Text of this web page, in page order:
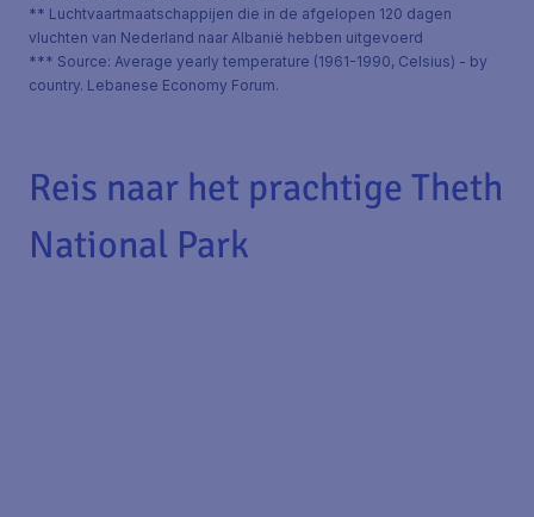
** Luchtvaartmaatschappijen die in de afgelopen 120 dagen
vluchten van Nederland naar Albanië hebben uitgevoerd
*** Source: Average yearly temperature (1961-1990, Celsius) - by
country. Lebanese Economy Forum.
Reis naar het prachtige Theth
National Park